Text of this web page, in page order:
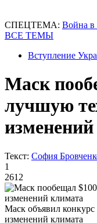
СПЕЦТЕМА: Война в
ВСЕ ТЕМЫ
Вступление
Маск
лучшую
Текст: София
1
2612
Маск объявил
изменений климата